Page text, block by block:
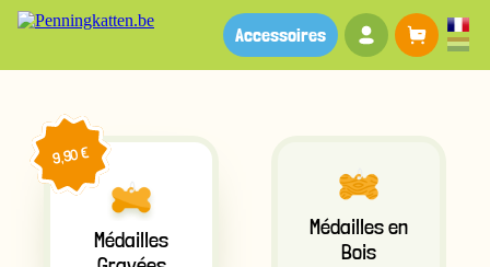
Votre compte
Accessoires
Panier
Médailles
9,90 €
Médailles en
Bois